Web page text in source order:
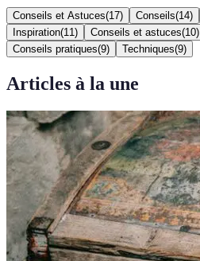
Conseils et Astuces(17) Conseils(14)
Inspiration(11 ) Conseils et astuces(10)
Conseils pratiques(9) Techniques(9)
Articles à la une